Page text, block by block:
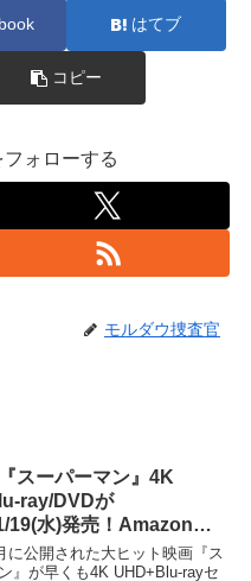
はてブ
コピー
ォローする
モルダウ捜査官
スーパーマン』4K
ray/DVDが
19(水)発売！Amazon限
ルブック版も登場！！
に公開された大ヒット映画『ス
』が早くも4K UHD+Blu-rayセ